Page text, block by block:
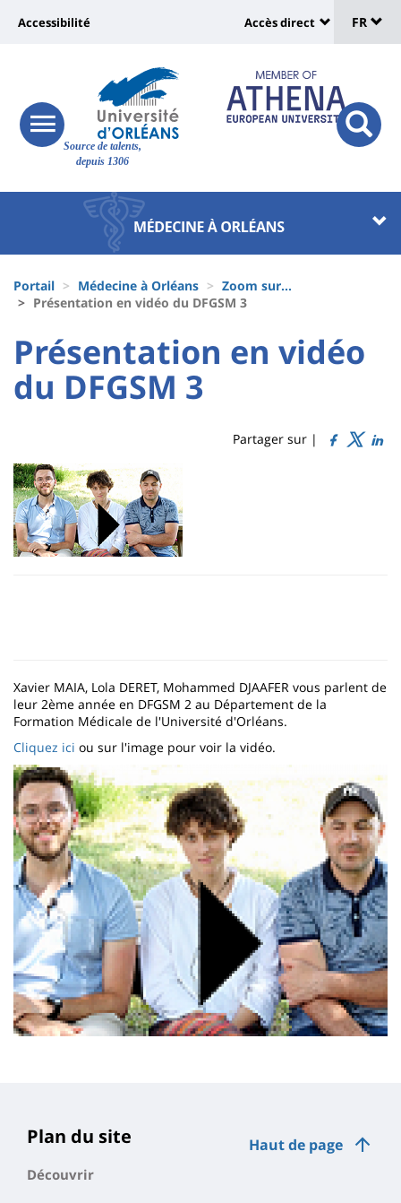
Site
Source de talents,
depuis 1306
Université
Recherche
responsive
menu
button
Université
vers
page
accessibilité
Accessibilité
:
Shortcut
links
Accès direct
de
FR
Université
Block
liste
composantes
d'Ariane
Portail Médecine à Orléans
Zoom sur...
Présentation en vidéo du DFGSM 3
University
:
Sidebar
University
:
Main
Titre
Présentation en vidéo
du DFGSM 3
Partager sur |
Contenu
de
la
page
Xavier MAIA, Lola DERET, Mohammed DJAAFER vous parlent de
leur 2ème année en DFGSM 2 au Département de la
Formation Médicale de l'Université d'Orléans.
Cliquez ici ou sur l'image pour voir la vidéo.
Image
Haut de page
Plan du site
Découvrir